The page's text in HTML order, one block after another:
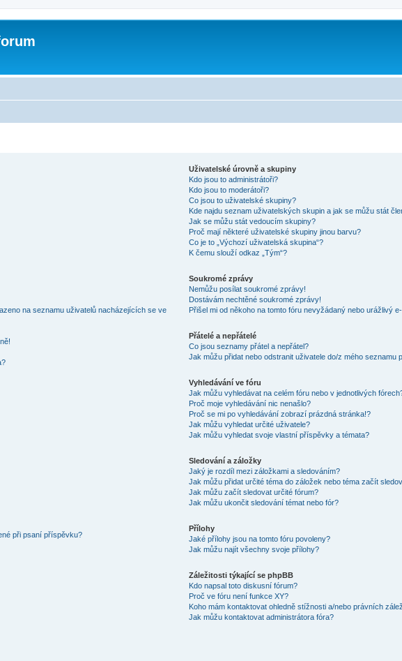
na seznamu uživatelů nacházejících se ve
při psaní příspěvku?
Uživatelské úrovně a skupiny
Kdo jsou to administrátoři?
Kdo jsou to moderátoři?
Co jsou to uživatelské skupiny?
Kde najdu seznam uživatelských skupin a jak se můžu stát
Jak se můžu stát vedoucím skupiny?
Proč mají některé uživatelské skupiny jinou barvu?
Co je to „Výchozí uživatelská skupina“?
K čemu slouží odkaz „Tým“?
Soukromé zprávy
Nemůžu posílat soukromé zprávy!
Dostávám nechtěné soukromé zprávy!
Přišel mi od někoho na tomto fóru nevyžádaný nebo urážlivý
Přátelé a nepřátelé
Co jsou seznamy přátel a nepřátel?
Jak můžu přidat nebo odstranit uživatele do/z mého seznamu
Vyhledávání ve fóru
Jak můžu vyhledávat na celém fóru nebo v jednotlivých
Proč moje vyhledávání nic nenašlo?
Proč se mi po vyhledávání zobrazí prázdná stránka!?
Jak můžu vyhledat určité uživatele?
Jak můžu vyhledat svoje vlastní příspěvky a témata?
Sledování a záložky
Jaký je rozdíl mezi záložkami a sledováním?
Jak můžu přidat určité téma do záložek nebo téma začít
Jak můžu začít sledovat určité fórum?
Jak můžu ukončit sledování témat nebo fór?
Přílohy
Jaké přílohy jsou na tomto fóru povoleny?
Jak můžu najít všechny svoje přílohy?
Záležitosti týkající se phpBB
Kdo napsal toto diskusní fórum?
Proč ve fóru není funkce XY?
Koho mám kontaktovat ohledně stížnosti a/nebo právních
Jak můžu kontaktovat administrátora fóra?